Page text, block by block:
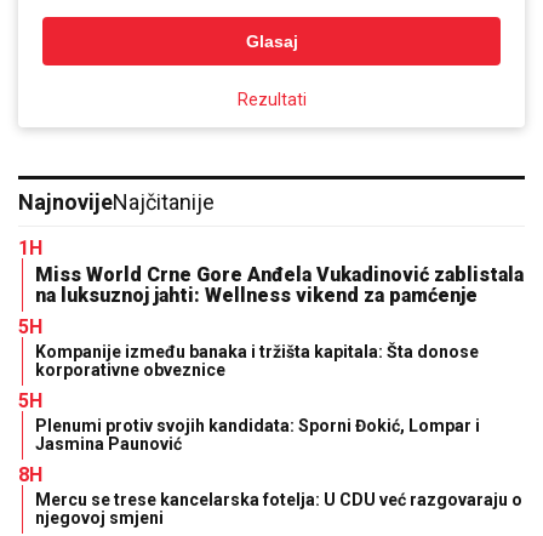
Glasaj
Rezultati
NajnovijeNajčitanije
1H
Miss World Crne Gore Anđela Vukadinović zablistala
na luksuznoj jahti: Wellness vikend za pamćenje
5H
Kompanije između banaka i tržišta kapitala: Šta donose
korporativne obveznice
5H
Plenumi protiv svojih kandidata: Sporni Đokić, Lompar i
Jasmina Paunović
8H
Mercu se trese kancelarska fotelja: U CDU već razgovaraju o
njegovoj smjeni